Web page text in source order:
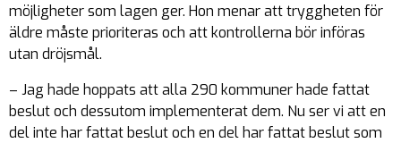
möjligheter som lagen ger. Hon menar att tryggheten för
äldre måste prioriteras och att kontrollerna bör införas
utan dröjsmål.
– Jag hade hoppats att alla 290 kommuner hade fattat
beslut och dessutom implementerat dem. Nu ser vi att en
del inte har fattat beslut och en del har fattat beslut som